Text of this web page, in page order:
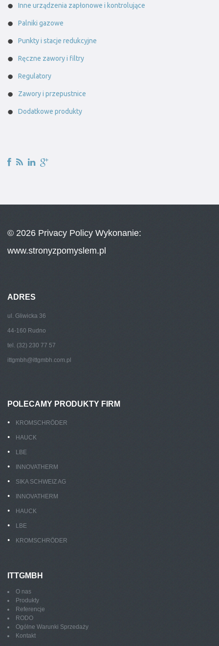
Inne urządzenia zapłonowe i kontrolujące
Palniki gazowe
Punkty i stacje redukcyjne
Ręczne zawory i filtry
Regulatory
Zawory i przepustnice
Dodatkowe produkty
© 2026 Privacy Policy Wykonanie:
www.stronyzpomyslem.pl
ADRES
ul. Gliwicka 36
44-160 Rudno
tel. (32) 230 77 57
ittgmbh@ittgmbh.com.pl
POLECAMY PRODUKTY FIRM
KROMSCHRÖDER
HAUCK
LBE
INNOVATHERM
SIKA SCHWEIZ AG
INNOVATHERM
HAUCK
LBE
KROMSCHRÖDER
ITTGMBH
O nas
Produkty
Referencje
RODO
Ogólne Warunki Sprzedaży
Kontakt